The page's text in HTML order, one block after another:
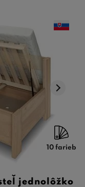
10 farieb
jednolôžko